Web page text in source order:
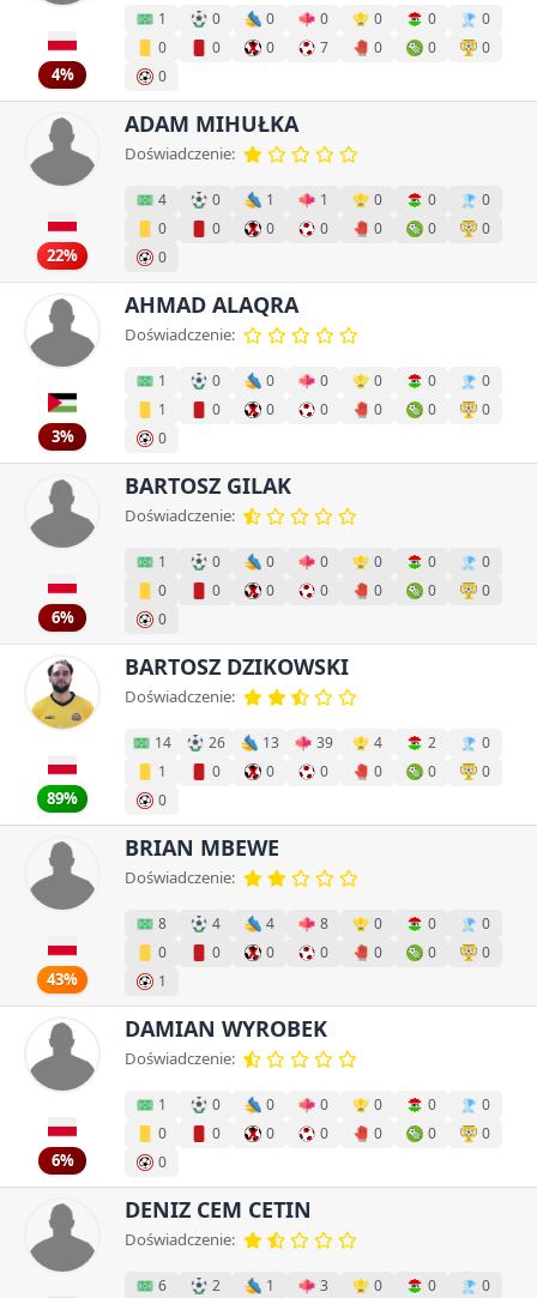
4%
1 0 0 0 0 0
0
0
0 0 7 0 0
0
0
22%
ADAM MIHUŁKA
Doświadczenie:
4 0 1 1 0 0
0
0
0 0 0 0 0
0
0
3%
AHMAD ALAQRA
Doświadczenie:
1 0 0 0 0 0
0
1
0 0 0 0 0
0
0
6%
BARTOSZ GILAK
Doświadczenie:
1 0 0 0 0 0
0
0
0 0 0 0 0
0
0
89%
BARTOSZ DZIKOWSKI
Doświadczenie:
14 26 13 39 4 2
0
1
0 0 0 0 0
0
0
43%
BRIAN MBEWE
Doświadczenie:
8 4 4 8 0 0
0
0
0 0 0 0 0
0
1
6%
DAMIAN WYROBEK
Doświadczenie:
1 0 0 0 0 0
0
0
0 0 0 0 0
0
0
DENIZ CEM CETIN
Doświadczenie:
6 2 1 3 0 0 0